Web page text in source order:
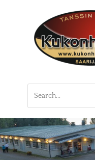
Tervetuloa
Tanssilava,